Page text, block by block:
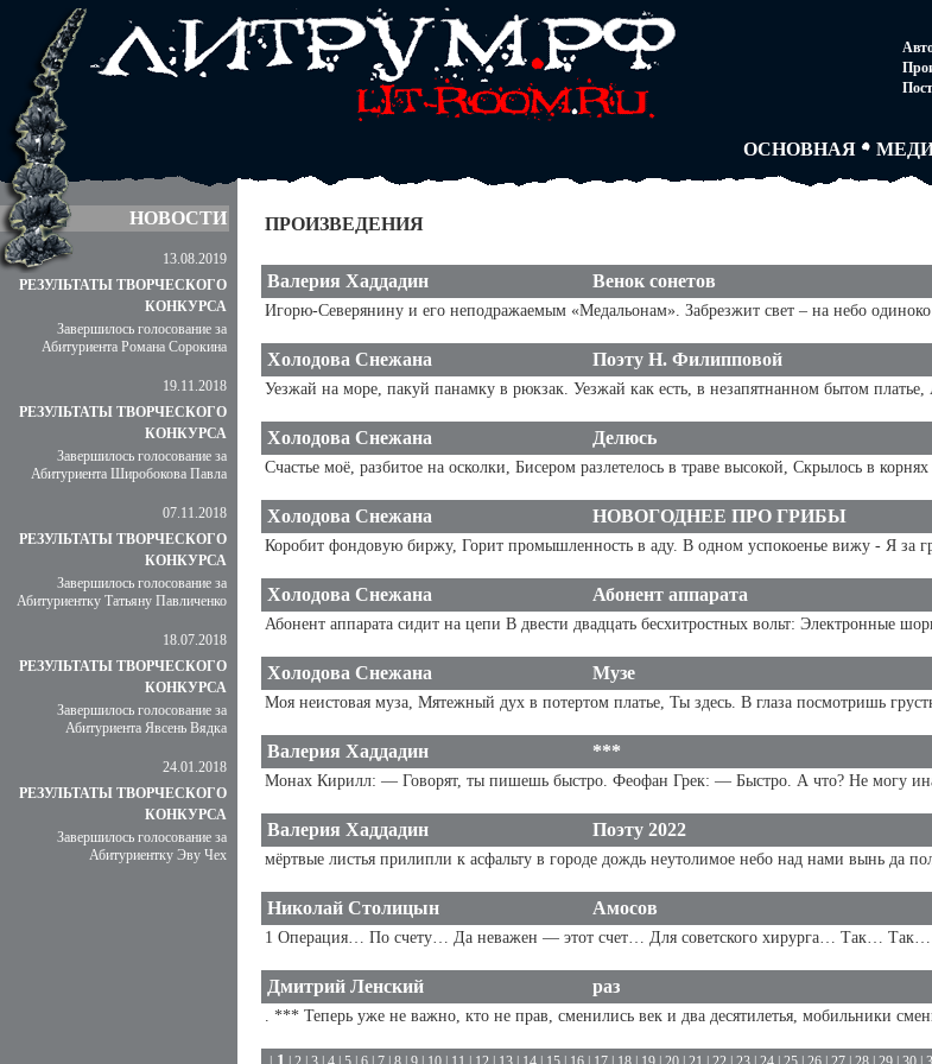
ОСНОВНАЯ
НОВОСТИ
13.08.2019
РЕЗУЛЬТАТЫ ТВОРЧЕСКОГО
КОНКУРСА
Завершилось голосование за
Абитуриента Романа Сорокина
19.11.2018
РЕЗУЛЬТАТЫ ТВОРЧЕСКОГО
КОНКУРСА
Завершилось голосование за
Абитуриента Широбокова Павла
07.11.2018
РЕЗУЛЬТАТЫ ТВОРЧЕСКОГО
КОНКУРСА
Завершилось голосование за
Абитуриентку Татьяну Павличенко
18.07.2018
РЕЗУЛЬТАТЫ ТВОРЧЕСКОГО
КОНКУРСА
Завершилось голосование за
Абитуриента Явсень Вядка
24.01.2018
РЕЗУЛЬТАТЫ ТВОРЧЕСКОГО
КОНКУРСА
Завершилось голосование за
Абитуриентку Эву Чех
ПРОИЗВЕДЕНИЯ
Валерия Хаддадин Венок сонетов
Игорю-Северянину и его неподражаемым «Медальонам». Забрезжит свет – на небо одиноко
Холодова Снежана Поэту Н. Филипповой
Уезжай на море, пакуй панамку в рюкзак. Уезжай как есть, в незапятнанном бытом
Холодова Снежана Делюсь
Счастье моё, разбитое на осколки, Бисером разлетелось в траве высокой, Скрылось в
Холодова Снежана НОВОГОДНЕЕ ПРО ГРИБЫ
Коробит фондовую биржу, Горит промышленность в аду. В одном успокоенье вижу - Я за
Холодова Снежана Абонент аппарата
Абонент аппарата сидит на цепи В двести двадцать бесхитростных вольт: Электронные
Холодова Снежана Музе
Моя неистовая муза, Мятежный дух в потертом платье, Ты здесь. В глаза посмотришь
Валерия Хаддадин ***
Монах Кирилл: — Говорят, ты пишешь быстро. Феофан Грек: — Быстро. А что? Не могу
Валерия Хаддадин Поэту 2022
мёртвые листья прилипли к асфальту в городе дождь неутолимое небо над нами вынь да
Николай Столицын Амосов
1 Операция… По счету… Да неважен — этот счет… Для советского хирурга… Так… Так…
Дмитрий Ленский раз
. *** Теперь уже не важно, кто не прав, сменились век и два десятилетья, мобильники